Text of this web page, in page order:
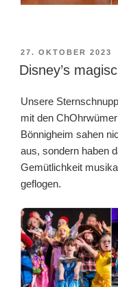
VERÖFFENTLICHT
AM
27. OKTOBER 2023
Disney’s
Unsere
mit den
Bönnigheim sahen
aus, sondern haben
Gemütlichkeit
geflogen.